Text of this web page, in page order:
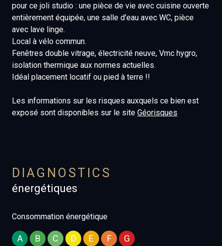
pour ce joli studio : une pièce de vie avec cuisine ouverte
entièrement équipée, une salle d'eau avec WC, pièce
avec lave linge.
Local à vélo commun.
Fenêtres double vitrage, électricité neuve, Vmc hygro,
isolation thermique aux normes actuelles.
Idéal placement locatif ou pied à terre !!
Les informations sur les risques auxquels ce bien est
exposé sont disponibles sur le site Géorisques
DIAGNOSTICS
énergétiques
Consommation énergétique
A B C D E F G